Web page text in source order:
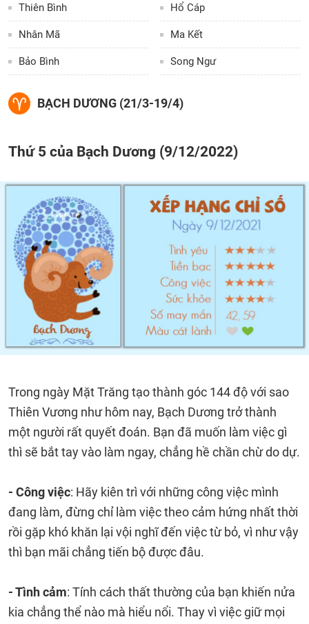
Thiên Bình Hổ Cáp
Nhân Mã Ma Kết
Bảo Bình Song Ngư
BẠCH DƯƠNG (21/3-19/4)
Thứ 5 của Bạch Dương (9/12/2022)
Trong ngày Mặt Trăng tạo thành góc 144 độ với sao
Thiên Vương như hôm nay, Bạch Dương trở thành
một người rất quyết đoán. Bạn đã muốn làm việc gì
thì sẽ bắt tay vào làm ngay, chẳng hề chần chừ do dự.
- Công việc: Hãy kiên trì với những công việc mình
đang làm, đừng chỉ làm việc theo cảm hứng nhất thời
rồi gặp khó khăn lại vội nghĩ đến việc từ bỏ, vì như vậy
thì bạn mãi chẳng tiến bộ được đâu.
- Tình cảm: Tính cách thất thường của bạn khiến nửa
kia chẳng thể nào mà hiểu nổi. Thay vì việc giữ mọi